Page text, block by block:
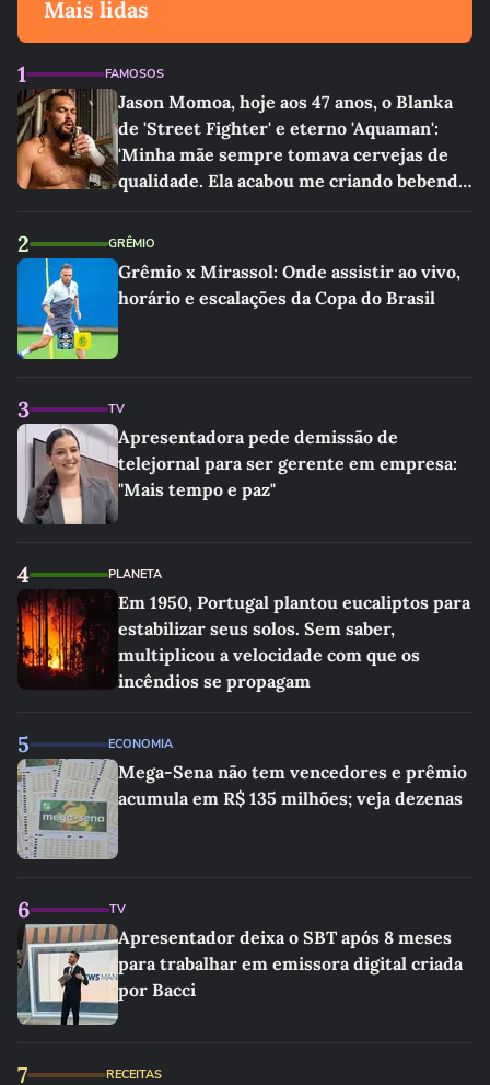
Mais lidas
1 FAMOSOS
Jason Momoa, hoje aos 47 anos, o Blanka
de 'Street Fighter' e eterno 'Aquaman':
'Minha mãe sempre tomava cervejas de
qualidade. Ela acabou me criando bebendo
2 GRÊMIO
Grêmio x Mirassol: Onde assistir ao vivo,
horário e escalações da Copa do Brasil
3 TV
Apresentadora pede demissão de
telejornal para ser gerente em empresa:
"Mais tempo e paz"
4 PLANETA
Em 1950, Portugal plantou eucaliptos para
estabilizar seus solos. Sem saber,
multiplicou a velocidade com que os
incêndios se propagam
5 ECONOMIA
Mega-Sena não tem vencedores e prêmio
acumula em R$ 135 milhões; veja dezenas
6 TV
Apresentador deixa o SBT após 8 meses
para trabalhar em emissora digital criada
por Bacci
7 RECEITAS